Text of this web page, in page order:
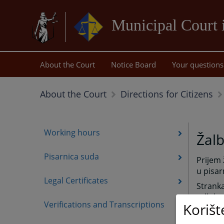
Municipal Court
About the Court Notice Board Your questions
About the Court Directions for Citizens
Working hours
Pisarnica suda
Legal Certificates
Verifications and Transcriptions
Prijem
u